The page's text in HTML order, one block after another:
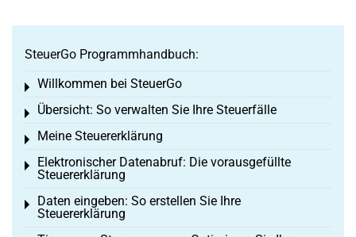
SteuerGo Programmhandbuch:
Willkommen bei SteuerGo
Toggle menu
Übersicht: So verwalten Sie Ihre Steuerfälle
Toggle menu
Meine Steuererklärung
Toggle menu
Elektronischer Datenabruf: Die vorausgefüllte
Steuererklärung
Toggle menu
Daten eingeben: So erstellen Sie Ihre
Steuererklärung
Toggle menu